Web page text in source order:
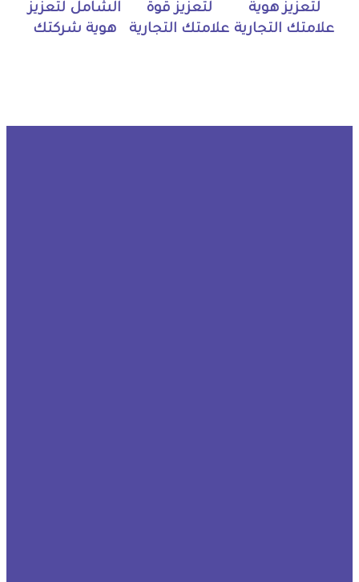
لتعزيز هوية
علامتك التجارية
لتعزيز قوة
علامتك التجارية
الشامل لتعزيز
هوية شركتك